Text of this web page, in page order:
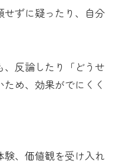
ずに疑ったり、自分
、反論したり「どうせ
め、効果がでにくく
験、価値観を受け入れ